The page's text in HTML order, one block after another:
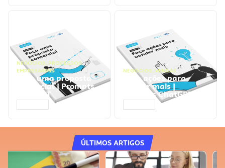
NEGÓCIOS, PROCESSOS
EMPRESARIAIS
Faça uma proposta
comercial | Prompts
ChatGPT
NEGÓCIOS, VENDAS
Faça ações para
vender mais |
Prompts ChatGPT
ÚLTIMOS ARTIGOS